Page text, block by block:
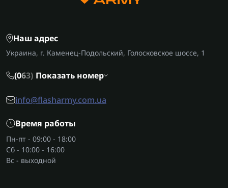
Наш адрес
Украина, г. Каменец-Подольский, Голосковское шоссе, 1
(063) Показать номер
info@flasharmy.com.ua
Время работы
Пн-пт - 09:00 - 18:00
Сб - 10:00 - 16:00
Вс - выходной